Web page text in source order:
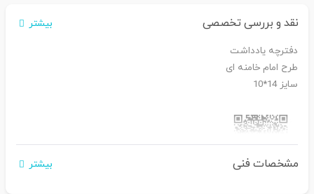
نقد و بررسی تخصصی بیشتر
دفترچه یادداشت
طرح امام خامنه ای
سایز 14*10
مشخصات فنی بیشتر